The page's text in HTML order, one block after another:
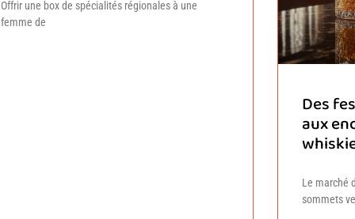
Offrir une box de spécialités régionales à une
femme de
Des
aux
Le marché
sommets